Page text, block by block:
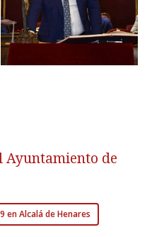
Ayuntamiento de
en Alcalá de Henares